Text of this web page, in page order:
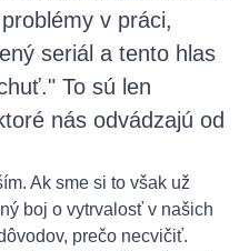
v práci,
seriál a tento hlas
To sú len
nás odvádzajú od
Ak sme si to však už
boj o vytrvalosť v našich
prečo necvičiť.